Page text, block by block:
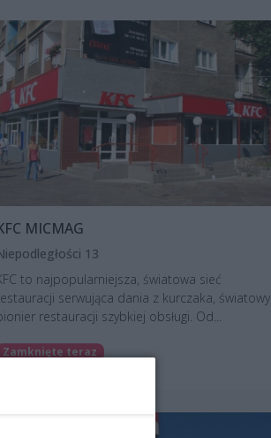
MICMAG
13
to najpopularniejsza, światowa sieć
serwująca dania z kurczaka, światowy
restauracji szybkiej obsługi. Od...
Zamknięte teraz